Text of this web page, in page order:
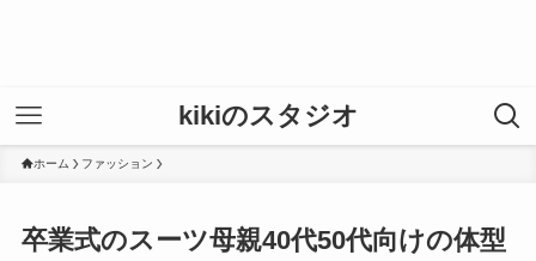
kikiのスタジオ
ホーム ファッション
卒業式のスーツ母親40代50代向けの体型